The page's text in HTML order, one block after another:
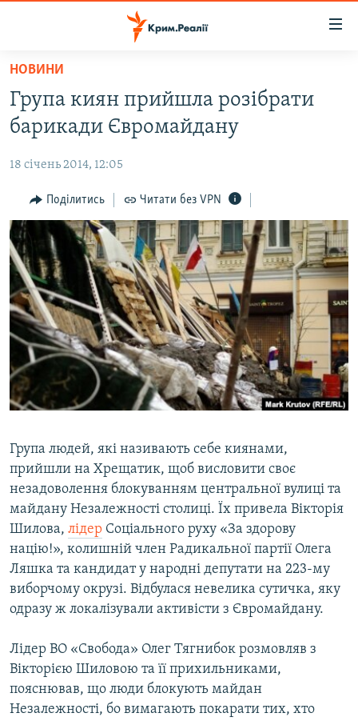
Перейти
основного
матеріалу
Перейти
до
навігації
Перейти
до
пошуку
ВОДА.КРИМ
ВІДЕО ТА ФОТО
ПОЛІТИКА
БЛОГИ
ПОГЛЯД
ІНТЕРВ'Ю
ВСЕ ЗА ДЕНЬ
СПЕЦПРОЕКТИ
ДЕПОРТАЦІЯ
ВІДЕОУРОКИ «ELIFBE»
СВІДЧЕННЯ ОКУПАЦІЇ
ЯК ОБІЙТИ БЛОКУВАННЯ
Русский
Qırımtatar
ДОЛУЧАЙСЯ!
Усі сайти RFE/RL
НОВИНИ
Група киян прийшла розібрати
барикади Євромайдану
18 січень 2014, 12:05
Поділитись Читати без VPN
Група людей, які називають себе киянами,
прийшли на Хрещатик, щоб висловити своє
незадоволення блокуванням центральної вулиці та
майдану Незалежності столиці. Їх привела Вікторія
Шилова, лідер Соціального руху «За здорову
націю!», колишній член Радикальної партії Олега
Ляшка та кандидат у народні депутати на 223-му
виборчому окрузі. Відбулася невелика сутичка, яку
одразу ж локалізували активісти з Євромайдану.
Лідер ВО «Свобода» Олег Тягнибок розмовляв з
Вікторією Шиловою та її прихильниками,
пояснював, що люди блокують майдан
Незалежності, бо вимагають покарати тих, хто